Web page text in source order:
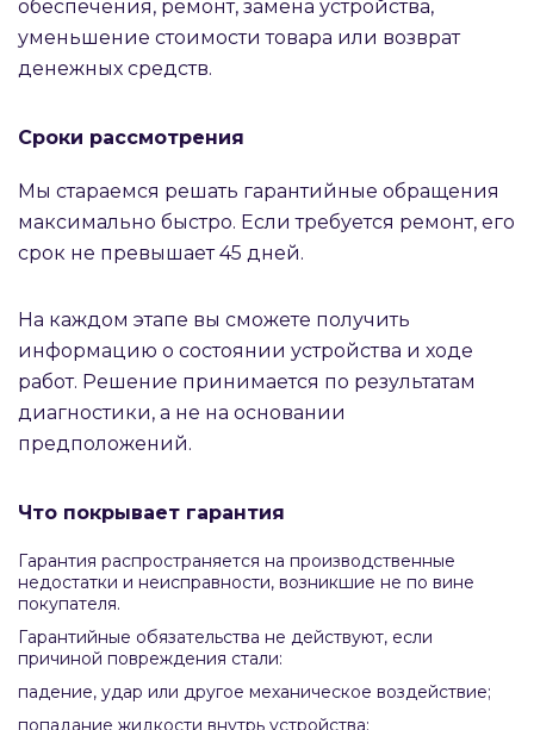
обеспечения, ремонт, замена устройства,
уменьшение стоимости товара или возврат
денежных средств.
Сроки рассмотрения
Мы стараемся решать гарантийные обращения
максимально быстро. Если требуется ремонт, его
срок не превышает 45 дней.
На каждом этапе вы сможете получить
информацию о состоянии устройства и ходе
работ. Решение принимается по результатам
диагностики, а не на основании
предположений.
Что покрывает гарантия
Гарантия распространяется на производственные
недостатки и неисправности, возникшие не по вине
покупателя.
Гарантийные обязательства не действуют, если
причиной повреждения стали:
падение, удар или другое механическое воздействие;